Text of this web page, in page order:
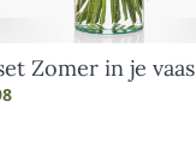
Zomer in je vaas